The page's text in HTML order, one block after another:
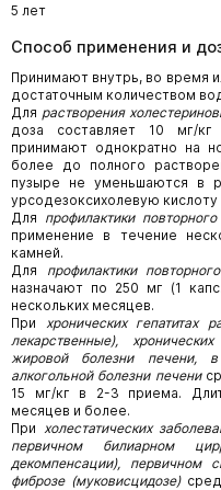
5 лет
Способ применения и
Принимают внутрь, во время
достаточным количеством
Для растворения
доза составляет 10 мг/
принимают однократно на
более до полного
пузыре не уменьшаются в
урсодезоксихолевую
Для профилактики
применение в течение
камней.
Для профилактики
назначают по 250 мг (1
нескольких месяцев.
При хронических гепатитах
лекарственные),
жировой болезни печени, в
алкогольной болезни печени
15 мг/кг в 2-3 приема.
месяцев и более.
При холестатических
первичном билиарном
декомпенсации), первичном
фиброзе (муковисцидозе)